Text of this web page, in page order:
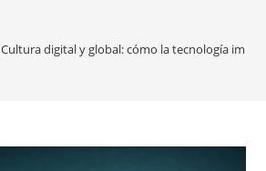
Cultura digital y global: cómo la tecnología